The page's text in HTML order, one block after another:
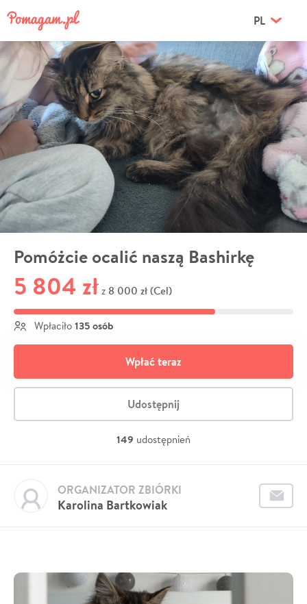
PL
Pomóżcie ocalić naszą Bashirkę
5 804 zł z 8 000 zł (Cel)
Wpłaciło 135 osób
Wpłać teraz
Udostępnij
149 udostępnień
Karolina Bartkowiak
ORGANIZATOR ZBIÓRKI